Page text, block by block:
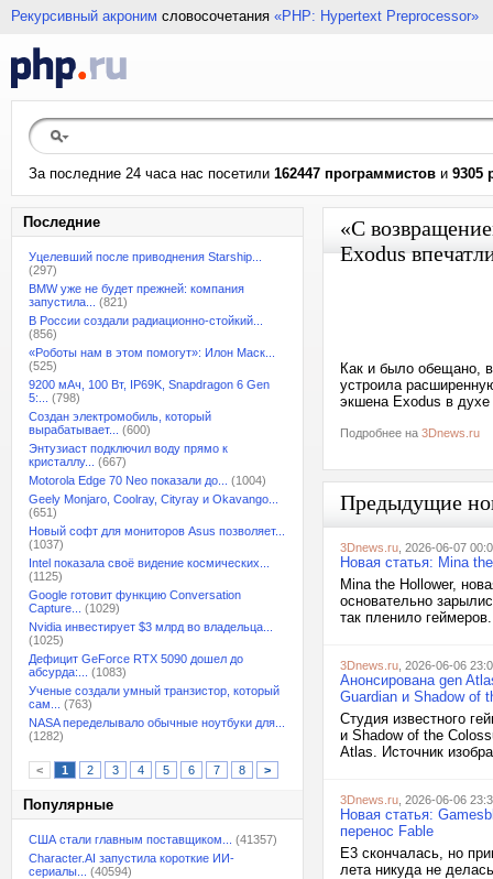
Рекурсивный акроним словосочетания «PHP: Hypertext Preprocessor»
За последние 24 часа нас посетили 162447 программистов и 9305
Последние
Уцелевший после приводнения Starship...
(297)
BMW уже не будет прежней: компания
запустила...
(821)
В России создали радиационно-стойкий...
(856)
«Роботы нам в этом помогут»: Илон Маск...
(525)
9200 мАч, 100 Вт, IP69K, Snapdragon 6 Gen
5:...
(798)
Создан электромобиль, который
вырабатывает...
(600)
Энтузиаст подключил воду прямо к
кристаллу...
(667)
Motorola Edge 70 Neo показали до...
(1004)
Geely Monjaro, Coolray, Cityray и Okavango...
(651)
Новый софт для мониторов Asus позволяет...
(1037)
Intel показала своё видение космических...
(1125)
Google готовит функцию Conversation
Capture...
(1029)
Nvidia инвестирует $3 млрд во владельца...
(1025)
Дефицит GeForce RTX 5090 дошел до
абсурда:...
(1083)
Ученые создали умный транзистор, который
сам...
(763)
NASA переделывало обычные ноутбуки для...
(1282)
< 1 2 3 4 5 6 7 8 >
Популярные
США стали главным поставщиком...
(41357)
Character.AI запустила короткие ИИ-
сериалы...
(40594)
«С
Exodus
Как и было обещано,
устроила
экшена Exodus в
Подробнее на 3Dnews.ru
Предыдущие
3Dnews.ru , 2026-06-07
Новая статья: Mina
Mina the Hollower,
основательно
так пленило
3Dnews.ru , 2026-06-06
Анонсирована gen
Guardian и Shadow of
Студия известного
и Shadow of the
Atlas. Источник
3Dnews.ru , 2026-06-06
Новая статья:
перенос Fable
E3 скончалась, но
лета никуда не